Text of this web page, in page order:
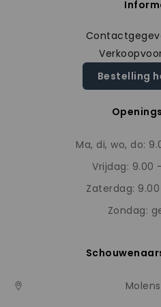
Bestelling
Ma, di, wo, do:
Vrijdag: 9.00
Zaterdag: 9.00
Zondag: